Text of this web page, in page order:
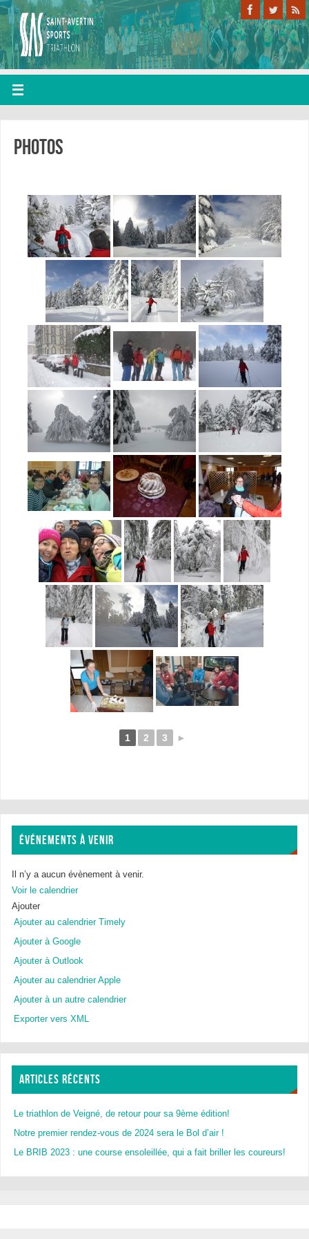
Photos
1 2 3 ►
ÉVÉNEMENTS À VENIR
Il n’y a aucun évènement à venir.
Voir le calendrier
Ajouter
Ajouter au calendrier Timely
Ajouter à Google
Ajouter à Outlook
Ajouter au calendrier Apple
Ajouter à un autre calendrier
Exporter vers XML
ARTICLES RÉCENTS
Le triathlon de Veigné, de retour pour sa 9ème édition!
Notre premier rendez-vous de 2024 sera le Bol d’air !
Le BRIB 2023 : une course ensoleillée, qui a fait briller les coureurs!